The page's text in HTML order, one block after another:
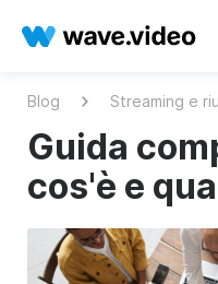
Blog Streaming e
Guida
cos'è e